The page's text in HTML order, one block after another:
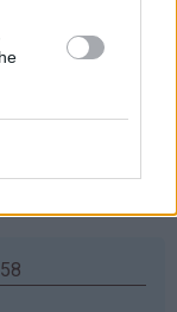
heldig å vinne
for seg